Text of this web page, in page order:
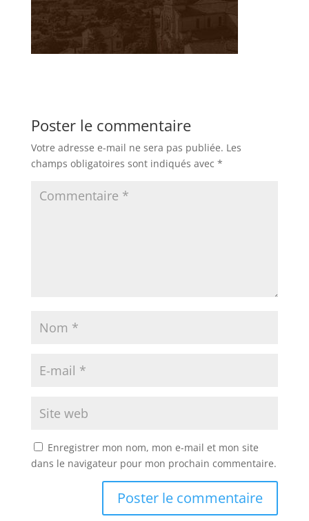
Poster le commentaire
Votre adresse e-mail ne sera pas publiée. Les
champs obligatoires sont indiqués avec *
Enregistrer mon nom, mon e-mail et mon site
dans le navigateur pour mon prochain commentaire.